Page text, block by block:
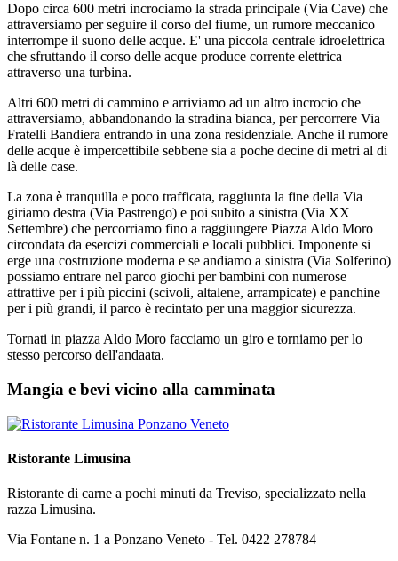
Dopo circa 600 metri incrociamo la strada principale (Via Cave) che
attraversiamo per seguire il corso del fiume, un rumore meccanico
interrompe il suono delle acque. E' una piccola centrale idroelettrica
che sfruttando il corso delle acque produce corrente elettrica
attraverso una turbina.
Altri 600 metri di cammino e arriviamo ad un altro incrocio che
attraversiamo, abbandonando la stradina bianca, per percorrere Via
Fratelli Bandiera entrando in una zona residenziale. Anche il rumore
delle acque è impercettibile sebbene sia a poche decine di metri al di
là delle case.
La zona è tranquilla e poco trafficata, raggiunta la fine della Via
giriamo destra (Via Pastrengo) e poi subito a sinistra (Via XX
Settembre) che percorriamo fino a raggiungere Piazza Aldo Moro
circondata da esercizi commerciali e locali pubblici. Imponente si
erge una costruzione moderna e se andiamo a sinistra (Via Solferino)
possiamo entrare nel parco giochi per bambini con numerose
attrattive per i più piccini (scivoli, altalene, arrampicate) e panchine
per i più grandi, il parco è recintato per una maggior sicurezza.
Tornati in piazza Aldo Moro facciamo un giro e torniamo per lo
stesso percorso dell'andaata.
Mangia e bevi vicino alla camminata
Ristorante Limusina
Ristorante di carne a pochi minuti da Treviso, specializzato nella
razza Limusina.
Via Fontane n. 1 a Ponzano Veneto - Tel. 0422 278784